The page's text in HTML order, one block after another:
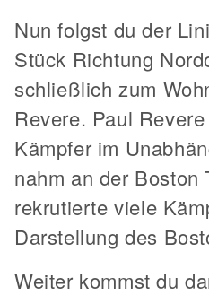
Nun folgst du der
Stück Richtung
schließlich zum
Revere. Paul
Kämpfer im
nahm an der Boston
rekrutierte viele
Darstellung des
Weiter kommst du